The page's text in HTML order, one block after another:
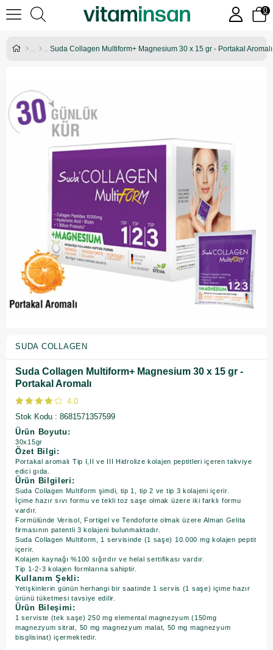
0
Suda Collagen Multiform+ Magnesium 30 x 15 gr - Portakal Aromalı
SUDA COLLAGEN
Suda Collagen Multiform+ Magnesium 30 x 15 gr -
Portakal Aromalı
4.0
Stok Kodu
8681571357599
Ürün Boyutu:
30x15gr
Özet Bilgi:
Portakal aromalı Tip I,II ve III Hidrolize kolajen peptitleri içeren takviye
edici gıda.
Ürün Bilgileri:
Suda Collagen Multiform şimdi, tip 1, tip 2 ve tip 3 kolajeni içerir.
İçime hazır sıvı formu ve tekli toz saşe olmak üzere iki farklı formu
vardır.
Formülünde Verisol, Fortigel ve Tendoforte olmak üzere Alman Gelita
firmasının patentli 3 kolajeni bulunmaktadır.
Suda Collagen Multiform, 1 servisinde (1 saşe) 10.000 mg kolajen peptit
içerir.
Kolajen kaynağı %100 sığırdır ve helal sertifikası vardır.
Tip 1-2-3 kolajen formlarına sahiptir.
Kullanım Şekli:
Yetişkinlerin günün herhangi bir saatinde 1 servis (1 saşe) içime hazır
ürünü tüketmesi tavsiye edilir.
Ürün Bileşimi:
1 serviste (tek saşe) 250 mg elemental magnezyum (150mg
magnezyum sitrat, 50 mg magnezyum malat, 50 mg magnezyum
bisglisinat) içermektedir.